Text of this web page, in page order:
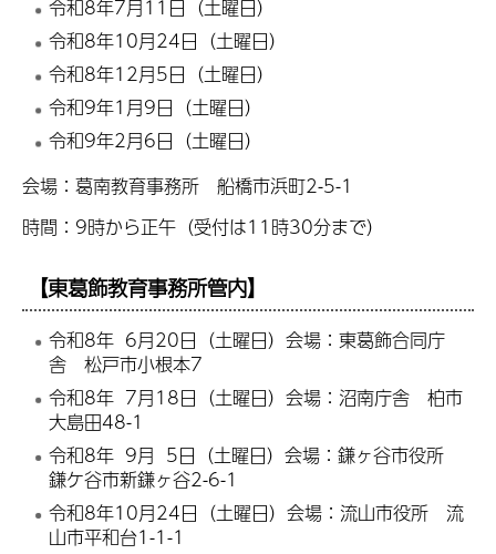
令和8年7月11日（土曜日）
令和8年10月24日（土曜日）
令和8年12月5日（土曜日）
令和9年1月9日（土曜日）
令和9年2月6日（土曜日）
会場：葛南教育事務所 船橋市浜町2-5-1
時間：9時から正午（受付は11時30分まで）
【東葛飾教育事務所管内】
令和8年 6月20日（土曜日）会場：東葛飾合同庁
舎 松戸市小根本7
令和8年 7月18日（土曜日）会場：沼南庁舎 柏市
大島田48-1
令和8年 9月 5日（土曜日）会場：鎌ヶ谷市役所
鎌ケ谷市新鎌ヶ谷2-6-1
令和8年10月24日（土曜日）会場：流山市役所 流
山市平和台1-1-1